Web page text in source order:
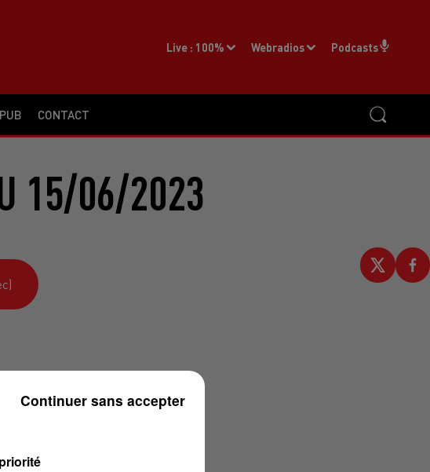
CONTACT
Live : 100% Webradios Podcasts
15/06/2023
Continuer sans accepter